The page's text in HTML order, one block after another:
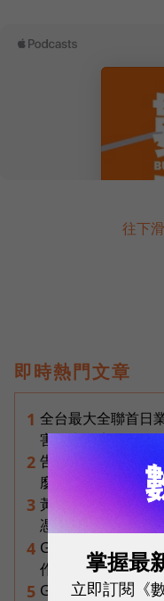
往下
即時熱門文章
1 全台最大全聯首日
害的大型店！為何
2 告別「極速迷思」
麼才是 5G 時代的
3 黃仁勳兆元宴永遠
憑什麼讓台達電被
4 Gemini Spark完整
作流程，3個超實
5 Gemini完整教學地
掌握最
立即訂閱《